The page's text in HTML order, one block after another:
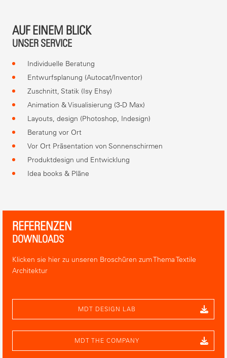
AUF EINEM BLICK
UNSER SERVICE
Individuelle Beratung
Entwurfsplanung (Autocat/Inventor)
Zuschnitt, Statik (Isy Ehsy)
Animation & Visualisierung (3-D Max)
Layouts, design (Photoshop, Indesign)
Beratung vor Ort
Vor Ort Präsentation von Sonnenschirmen
Produktdesign und Entwicklung
Idea books & Pläne
REFERENZEN
DOWNLOADS
Klicken sie hier zu unseren Broschüren zum Thema Textile
Architektur
MDT DESIGN LAB
MDT THE COMPANY